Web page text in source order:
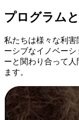
プログラム
私たちは様々な利
ーシブなイノベー
ーと関わり合って
ます。